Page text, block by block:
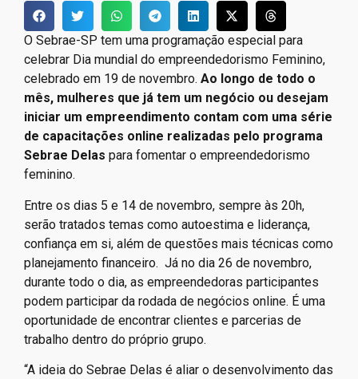
O Sebrae-SP tem uma programação especial para
celebrar Dia mundial do empreendedorismo Feminino,
celebrado em 19 de novembro. Ao longo de todo o
mês, mulheres que já tem um negócio ou desejam
iniciar um empreendimento contam com uma série
de capacitações online realizadas pelo programa
Sebrae Delas para fomentar o empreendedorismo
feminino.
Entre os dias 5 e 14 de novembro, sempre às 20h,
serão tratados temas como autoestima e liderança,
confiança em si, além de questões mais técnicas como
planejamento financeiro. Já no dia 26 de novembro,
durante todo o dia, as empreendedoras participantes
podem participar da rodada de negócios online. É uma
oportunidade de encontrar clientes e parcerias de
trabalho dentro do próprio grupo.
“A ideia do Sebrae Delas é aliar o desenvolvimento das